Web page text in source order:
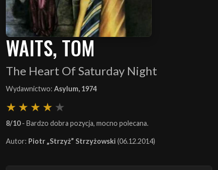
WAITS, TOM
The Heart Of Saturday Night
Wydawnictwo: Asylum, 1974
8/10- Bardzo dobra pozycja, mocno polecana.
Autor: Piotr „Strzyż” Strzyżowski (06.12.2014)